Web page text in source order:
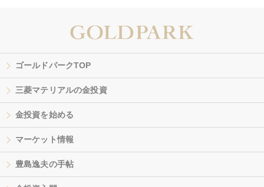
ゴールドパークTOP
三菱マテリアルの金投資
金投資を始める
マーケット情報
豊島逸夫の手帖